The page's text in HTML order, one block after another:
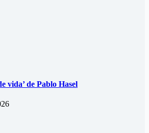
vida’ de Pablo Hasel